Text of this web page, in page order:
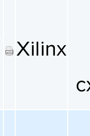
Xilinx